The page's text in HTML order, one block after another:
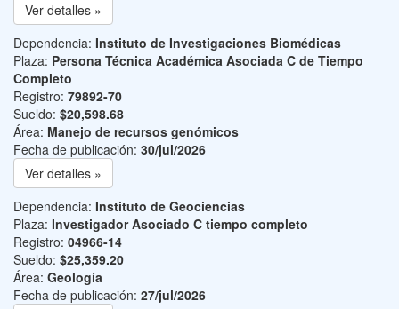
Ver detalles »
Dependencia: Instituto de Investigaciones Biomédicas
Plaza: Persona Técnica Académica Asociada C de Tiempo
Completo
Registro: 79892-70
Sueldo: $20,598.68
Área: Manejo de recursos genómicos
Fecha de publicación: 30/jul/2026
Ver detalles »
Dependencia: Instituto de Geociencias
Plaza: Investigador Asociado C tiempo completo
Registro: 04966-14
Sueldo: $25,359.20
Área: Geología
Fecha de publicación: 27/jul/2026